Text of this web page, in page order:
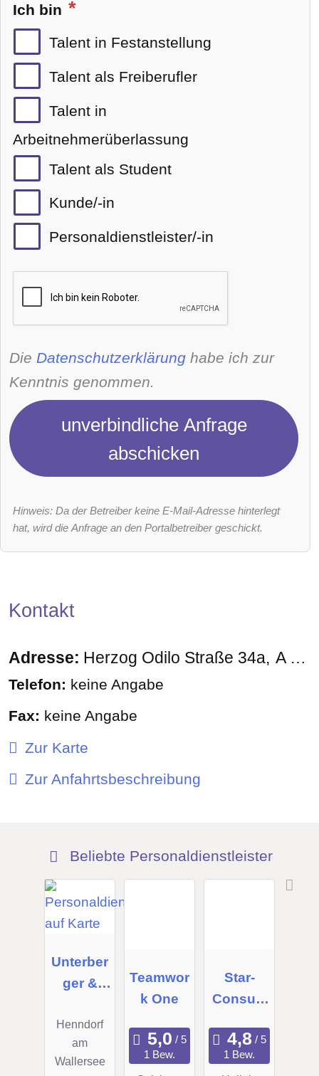
Ich bin
Talent in Festanstellung
Talent als Freiberufler
Talent in
Arbeitnehmerüberlassung
Talent als Student
Kunde/-in
Personaldienstleister/-in
Die Datenschutzerklärung habe ich zur
Kenntnis genommen.
unverbindliche Anfrage
abschicken
Hinweis: Da der Betreiber keine E-Mail-Adresse hinterlegt
hat, wird die Anfrage an den Portalbetreiber geschickt.
Kontakt
Adresse: Herzog Odilo Straße 34a A - 5310
Telefon: keine Angabe
Fax: keine Angabe
Zur Karte
Zur Anfahrtsbeschreibung
Beliebte Personaldienstleister
Unterber
ger &
GmbH,
Executiv
e Search
Henndorf
am
Wallersee
Teamwor
k One
1 Bew.
Star-
Consulti
Schnöll
Petra
1 Bew.